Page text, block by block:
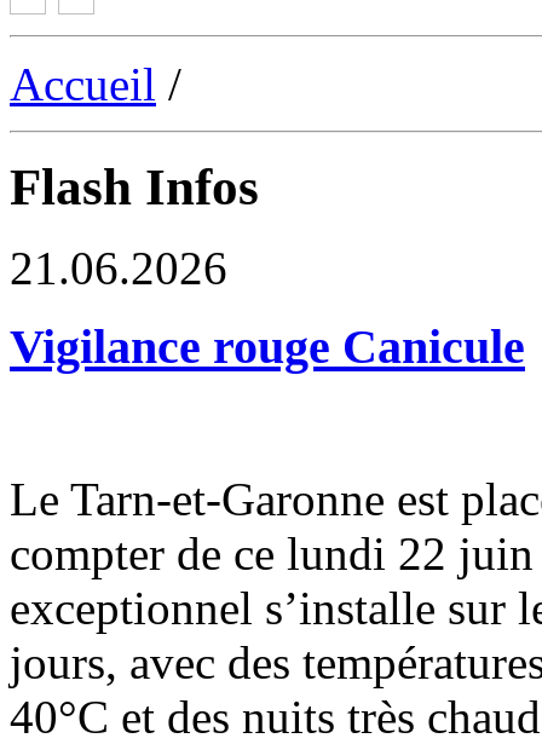
Accueil /
Flash Infos
21.06.2026
Vigilance rouge Canicule
Le Tarn-et-Garonne est
compter de ce lundi 22
exceptionnel s’installe sur
jours, avec des
40°C et des nuits très